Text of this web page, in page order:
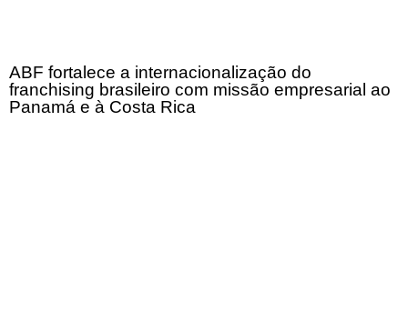
ABF fortalece a internacionalização do
franchising brasileiro com missão empresarial ao
Panamá e à Costa Rica